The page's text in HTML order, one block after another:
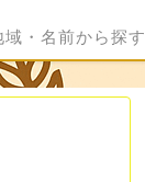
・名前から探す